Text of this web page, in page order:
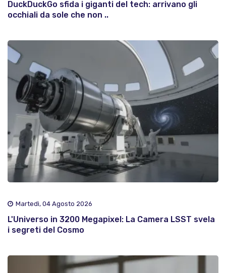
DuckDuckGo sfida i giganti del tech: arrivano gli
occhiali da sole che non ..
Martedì, 04 Agosto 2026
L'Universo in 3200 Megapixel: La Camera LSST svela
i segreti del Cosmo